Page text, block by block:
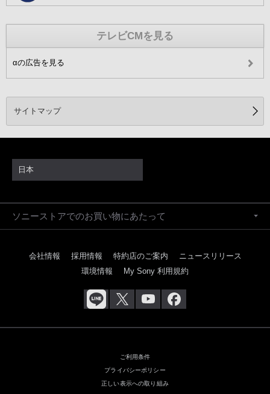
テレビCMを見る
αの広告を見る
サイトマップ
日本
ソニーストアでのお買い物にあたって
会社情報 採用情報 特約店のご案内
ニュースリリース
環境情報
My Sony 利用規約
ご利用条件
プライバシーポリシー
正しい表示への取り組み